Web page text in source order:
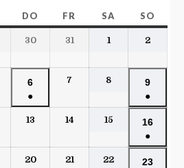
DO FR SA SO
30 31 1 2
6
●
7 8
9
●
13 14 15
16
●
20 21 22
23